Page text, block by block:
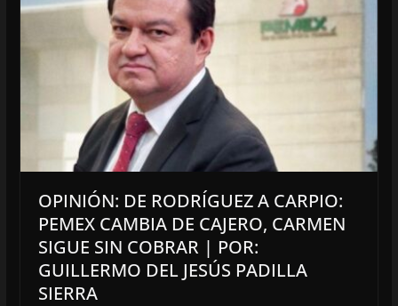
OPINIÓN: DE RODRÍGUEZ A CARPIO:
PEMEX CAMBIA DE CAJERO, CARMEN
SIGUE SIN COBRAR | POR:
GUILLERMO DEL JESÚS PADILLA
SIERRA